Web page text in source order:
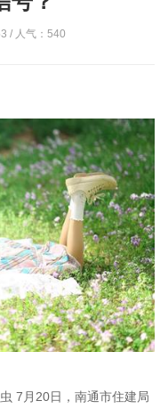
/ 人气：540
7月20日，南通市住建局